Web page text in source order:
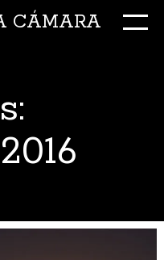
CÁMARA